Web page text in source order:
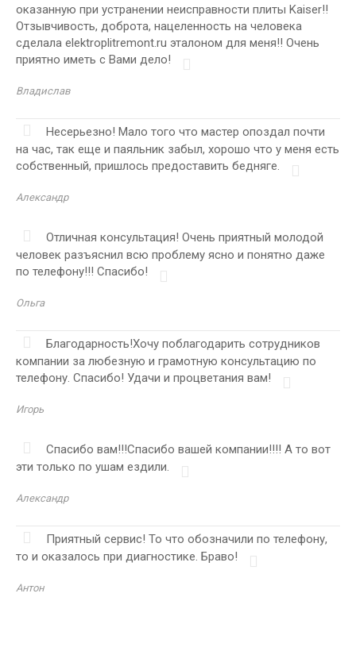
оказанную при устранении неисправности плиты Kaiser!!
Отзывчивость, доброта, нацеленность на человека
сделала elektroplitremont.ru эталоном для меня!! Очень
приятно иметь с Вами дело!
Владислав
Несерьезно! Мало того что мастер опоздал почти
на час, так еще и паяльник забыл, хорошо что у меня есть
собственный, пришлось предоставить бедняге.
Александр
Отличная консультация! Очень приятный молодой
человек разъяснил всю проблему ясно и понятно даже
по телефону!!! Спасибо!
Ольга
Благодарность!Хочу поблагодарить сотрудников
компании за любезную и грамотную консультацию по
телефону. Спасибо! Удачи и процветания вам!
Игорь
Спасибо вам!!!Спасибо вашей компании!!!! А то вот
эти только по ушам ездили.
Александр
Приятный сервис! То что обозначили по телефону,
то и оказалось при диагностике. Браво!
Антон